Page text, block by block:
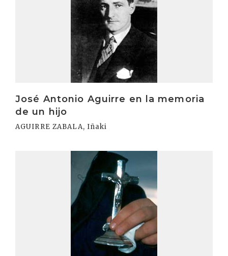
José Antonio Aguirre en la memoria
de un hijo
AGUIRRE ZABALA, Iñaki